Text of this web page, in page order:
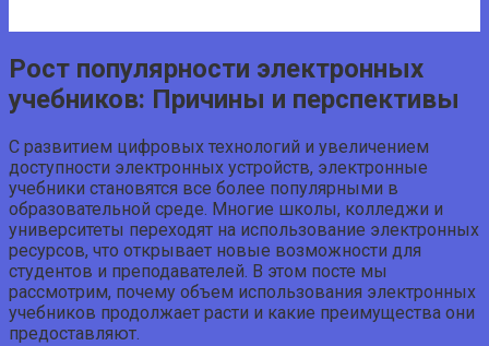
Рост популярности электронных
учебников: Причины и перспективы
С развитием цифровых технологий и увеличением
доступности электронных устройств, электронные
учебники становятся все более популярными в
образовательной среде. Многие школы, колледжи и
университеты переходят на использование электронных
ресурсов, что открывает новые возможности для
студентов и преподавателей. В этом посте мы
рассмотрим, почему объем использования электронных
учебников продолжает расти и какие преимущества они
предоставляют.